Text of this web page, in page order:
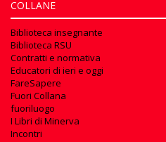
COLLANE
Biblioteca insegnante
Biblioteca RSU
Contratti e normativa
Educatori di ieri e oggi
FareSapere
Fuori Collana
fuoriluogo
I Libri di Minerva
Incontri